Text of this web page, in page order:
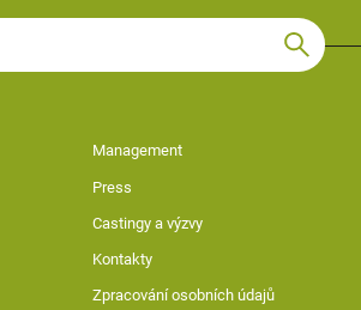
Management
Press
Castingy a výzvy
Kontakty
Zpracování osobních údajů